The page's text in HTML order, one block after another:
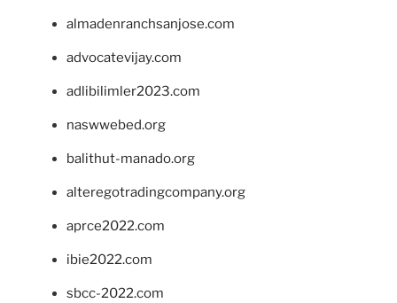
almadenranchsanjose.com
advocatevijay.com
adlibilimler2023.com
naswwebed.org
balithut-manado.org
alteregotradingcompany.org
aprce2022.com
ibie2022.com
sbcc-2022.com